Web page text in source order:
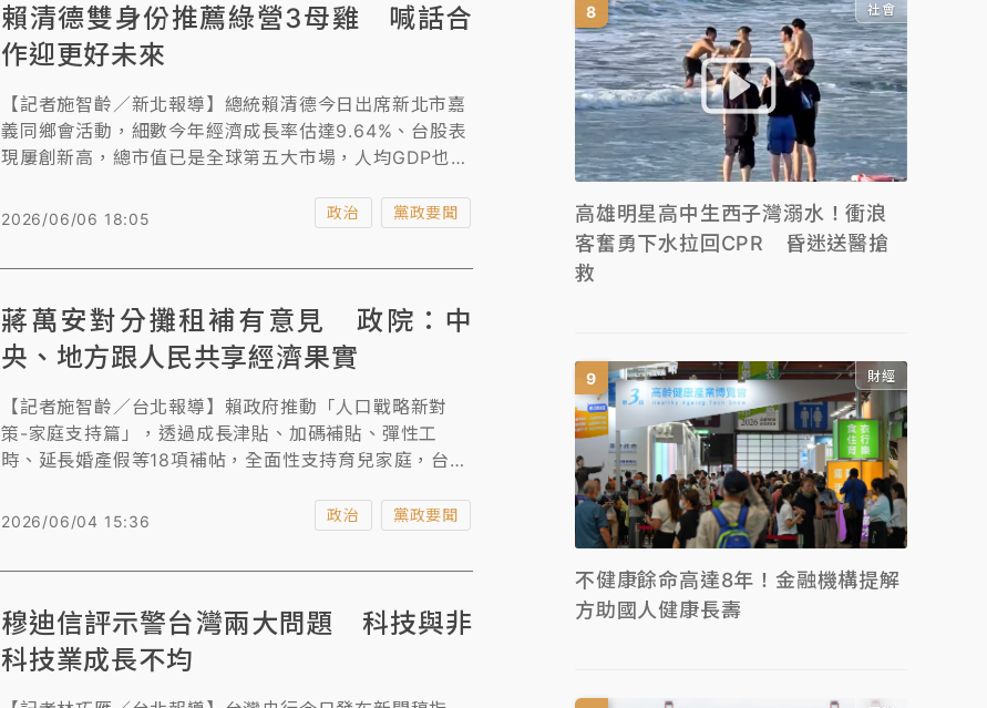
賴清德雙身份推薦綠營3母雞 喊話合
作迎更好未來
【記者施智齡／新北報導】總統賴清德今日出席新北市嘉
義同鄉會活動，細數今年經濟成長率估達9.64%、台股表
現屢創新高，總市值已是全球第五大市場，人均GDP也超
兼民進黨主席的賴清德也轉換身份，喊話年底選舉地方一
蘇巧慧、嘉義縣立委蔡易餘、嘉義市立委王美惠等3位縣
2026/06/06 18:05 政治 黨政要聞
蔣萬安對分攤租補有意見 政院：中
央、地方跟人民共享經濟果實
【記者施智齡／台北報導】賴政府推動「人口戰略新對
策-家庭支持篇」，透過成長津貼、加碼補貼、彈性工
時、延長婚產假等18項補帖，全面性支持育兒家庭，台北
方買單」，蔣並呼籲中央全額支應租金補貼經費。內政部
關稅收也增加2600多億元，因此希望地方政府分攤80億
2026/06/04 15:36 政治 黨政要聞
穆迪信評示警台灣兩大問題 科技與非
科技業成長不均
社會
高雄明星高中生西子灣溺水！衝浪
客奮勇下水拉回CPR 昏迷送醫搶
救
財經
不健康餘命高達8年！金融機構提解
方助國人健康長壽